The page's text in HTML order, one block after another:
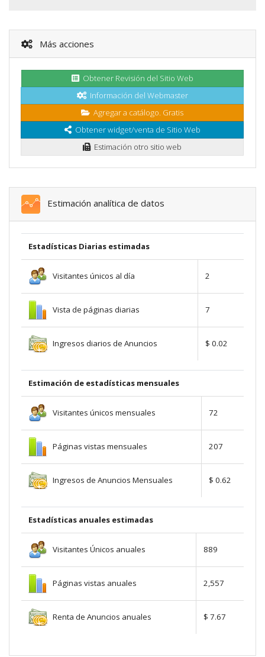
Más acciones
Obtener Revisión del Sitio Web
Información del Webmaster
Agregar a catálogo. Gratis
Obtener widget/venta de Sitio Web
Estimación otro sitio web
Estimación analítica de datos
Estadísticas Diarias estimadas
Visitantes únicos al día 2
Vista de páginas diarias 7
Ingresos diarios de Anuncios $ 0.02
Estimación de estadísticas mensuales
Visitantes únicos mensuales 72
Páginas vistas mensuales 207
Ingresos de Anuncios Mensuales $ 0.62
Estadísticas anuales estimadas
Visitantes Únicos anuales 889
Páginas vistas anuales 2,557
Renta de Anuncios anuales $ 7.67